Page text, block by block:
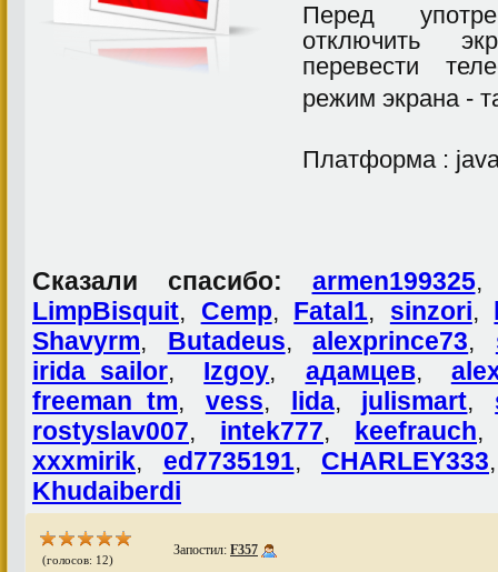
Перед
отключить
перевести
режим экрана -
Платформа :
Сказали спасибо: armen199325
LimpBisquit, Cemp, Fatal1, sinzori,
Shavyrm, Butadeus,alexprince73,
irida_sailor, Izgoy, адамцев,
freeman_tm, vess, lida, julismart,
rostyslav007, intek777, keefrauch
xxxmirik, ed7735191, CHARLEY333
Khudaiberdi
(голосов: 12)
Запостил: F357